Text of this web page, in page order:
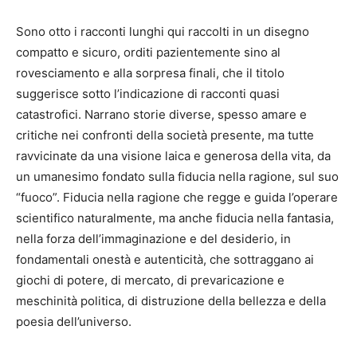
Sono otto i racconti lunghi qui raccolti in un disegno
compatto e sicuro, orditi pazientemente sino al
rovesciamento e alla sorpresa finali, che il titolo
suggerisce sotto l’indicazione di racconti quasi
catastrofici. Narrano storie diverse, spesso amare e
critiche nei confronti della società presente, ma tutte
ravvicinate da una visione laica e generosa della vita, da
un umanesimo fondato sulla fiducia nella ragione, sul suo
“fuoco”. Fiducia nella ragione che regge e guida l’operare
scientifico naturalmente, ma anche fiducia nella fantasia,
nella forza dell’immaginazione e del desiderio, in
fondamentali onestà e autenticità, che sottraggano ai
giochi di potere, di mercato, di prevaricazione e
meschinità politica, di distruzione della bellezza e della
poesia dell’universo.